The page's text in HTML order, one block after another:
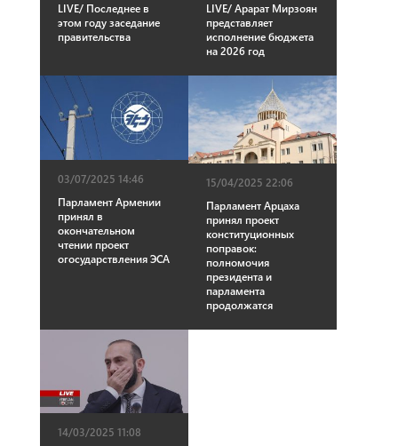
LIVE/ Последнее в
этом году заседание
правительства
LIVE/ Арарат Мирзоян
представляет
исполнение бюджета
на 2026 год
03/07/2025 14:46
Парламент Армении
принял в
окончательном
чтении проект
огосударствления ЭСА
15/04/2025 22:06
Парламент Арцаха
принял проект
конституционных
поправок:
полномочия
президента и
парламента
продолжатся
14/03/2025 11:08